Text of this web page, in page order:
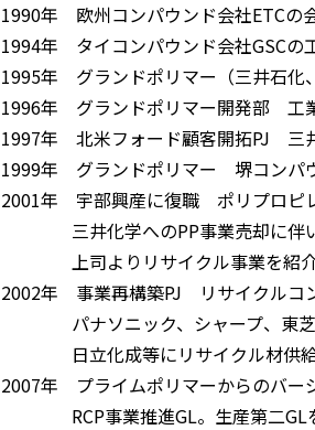
1990年 欧州コンパウンド会社ETCの
1994年 タイコンパウンド会社GSCの
1995年 グランドポリマー（三井石化
1996年 グランドポリマー開発部 工業
1997年 北米フォード顧客開拓PJ 三
1999年 グランドポリマー 堺コンパウ
2001年 宇部興産に復職 ポリプロピ
三井化学へのPP事業売却に伴い
上司よりリサイクル事業を紹介
2002年 事業再構築PJ リサイクルコ
パナソニック、シャープ、東芝、
日立化成等にリサイクル材供給
2007年 プライムポリマーからのバー
RCP事業推進GL。生産第二GLを